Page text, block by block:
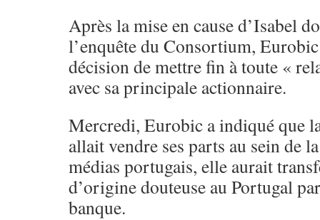
Après la mise en cause d’Isabel
l’enquête du Consortium,
décision de mettre fin à toute «
avec sa principale actionnaire.
Mercredi, Eurobic a indiqué que
allait vendre ses parts au sein de
médias portugais, elle aurait
d’origine douteuse au Portugal
banque.